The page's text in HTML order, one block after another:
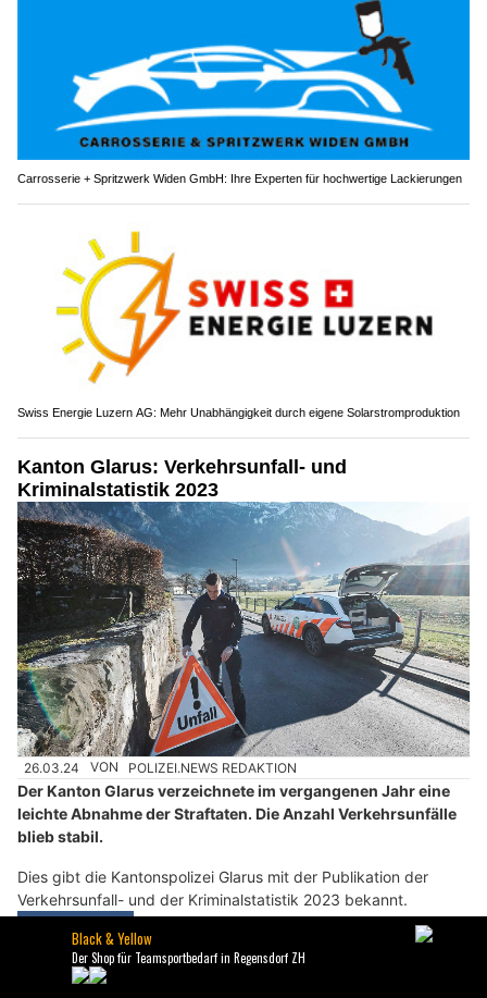
Carrosserie + Spritzwerk Widen GmbH: Ihre Experten für hochwertige Lackierungen
Swiss Energie Luzern AG: Mehr Unabhängigkeit durch eigene Solarstromproduktion
Kanton Glarus: Verkehrsunfall- und
Kriminalstatistik 2023
26.03.24 VON POLIZEI.NEWS REDAKTION
Der Kanton Glarus verzeichnete im vergangenen Jahr eine
leichte Abnahme der Straftaten. Die Anzahl Verkehrsunfälle
blieb stabil.
Dies gibt die Kantonspolizei Glarus mit der Publikation der
Verkehrsunfall- und der Kriminalstatistik 2023 bekannt.
Weiterlesen